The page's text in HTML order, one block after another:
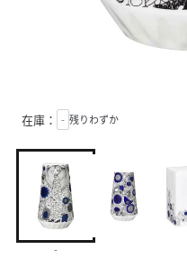
在庫： - 残りわずか
-